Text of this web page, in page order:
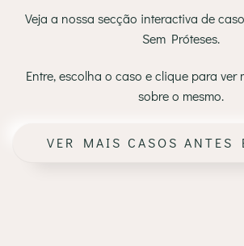
Veja a nossa secção interactiva de
Sem Próteses.
Entre, escolha o caso e clique para ver
sobre o mesmo.
VER MAIS CASOS ANTES